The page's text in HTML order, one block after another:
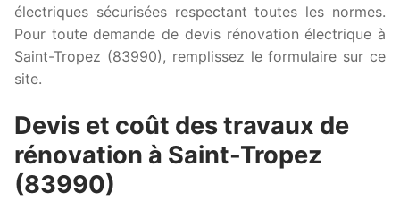
électriques sécurisées respectant toutes les normes.
Pour toute demande de devis rénovation électrique à
Saint-Tropez (83990), remplissez le formulaire sur ce
site.
Devis et coût des travaux de
rénovation à Saint-Tropez
(83990)